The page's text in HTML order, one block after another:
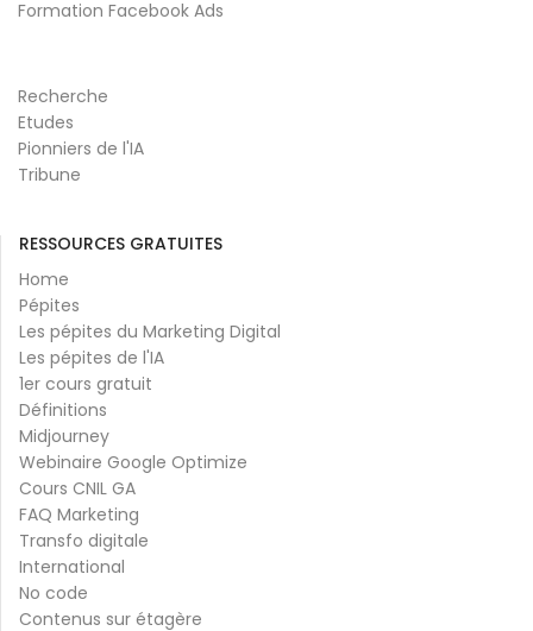
Formation Facebook Ads
Recherche
Etudes
Pionniers de l'IA
Tribune
RESSOURCES GRATUITES
Home
Pépites
Les pépites du Marketing Digital
Les pépites de l'IA
1er cours gratuit
Définitions
Midjourney
Webinaire Google Optimize
Cours CNIL GA
FAQ Marketing
Transfo digitale
International
No code
Contenus sur étagère